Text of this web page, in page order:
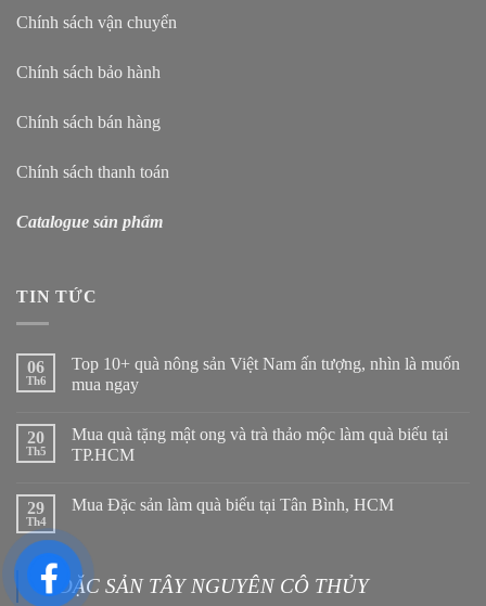
Chính sách vận chuyển
Chính sách bảo hành
Chính sách bán hàng
Chính sách thanh toán
Catalogue sản phẩm
TIN TỨC
06
Th6
Top 10+ quà nông sản Việt Nam ấn tượng, nhìn là muốn
mua ngay
20
Th5
Mua quà tặng mật ong và trà thảo mộc làm quà biếu tại
TP.HCM
29
Th4
Mua Đặc sản làm quà biếu tại Tân Bình, HCM
ĐẶC SẢN TÂY NGUYÊN CÔ THỦY